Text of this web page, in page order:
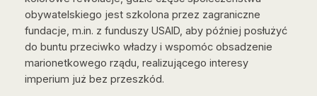
obywatelskiego jest szkolona przez zagraniczne
fundacje, m.in. z funduszy USAID, aby później posłużyć
do buntu przeciwko władzy i wspomóc obsadzenie
marionetkowego rządu, realizującego interesy
imperium już bez przeszkód.